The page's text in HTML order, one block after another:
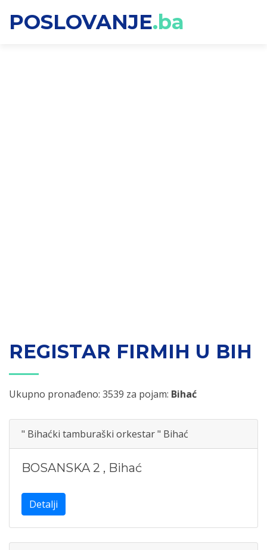
POSLOVANJE.ba
REGISTAR FIRMIH U BIH
Ukupno pronađeno: 3539 za pojam: Bihać
" Bihaćki tamburaški orkestar " Bihać
BOSANSKA 2 , Bihać
Detalji